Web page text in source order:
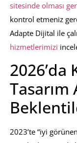
sitesinde olması
kontrol etmeniz
Adapte Dijital ile
hizmetlerimizi
2026’da
Tasarım
2023’te “iyi